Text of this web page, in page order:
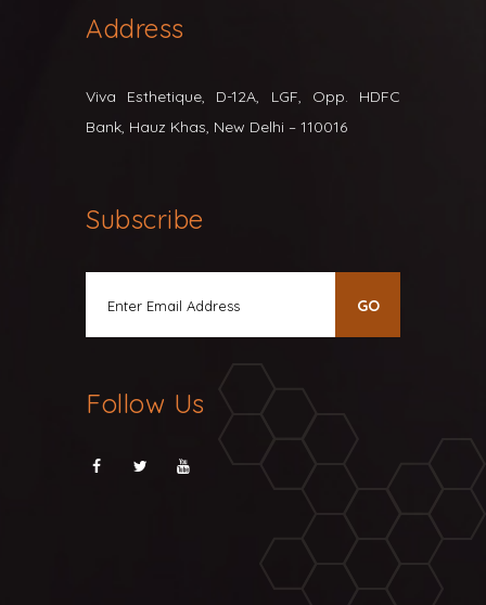
Address
Viva Esthetique, D-12A, LGF, Opp. HDFC
Bank, Hauz Khas, New Delhi – 110016
Subscribe
Follow Us